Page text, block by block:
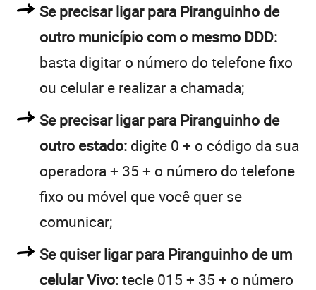
Se precisar ligar para Piranguinho de
outro município com o mesmo DDD:
basta digitar o número do telefone fixo
ou celular e realizar a chamada;
Se precisar ligar para Piranguinho de
outro estado: digite 0 + o código da sua
operadora + 35 + o número do telefone
fixo ou móvel que você quer se
comunicar;
Se quiser ligar para Piranguinho de um
celular Vivo:tecle 015 + 35 + o número